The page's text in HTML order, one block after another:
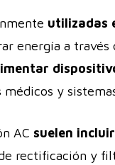
utilizadas
energía a
y
AC suelen
rectificación y